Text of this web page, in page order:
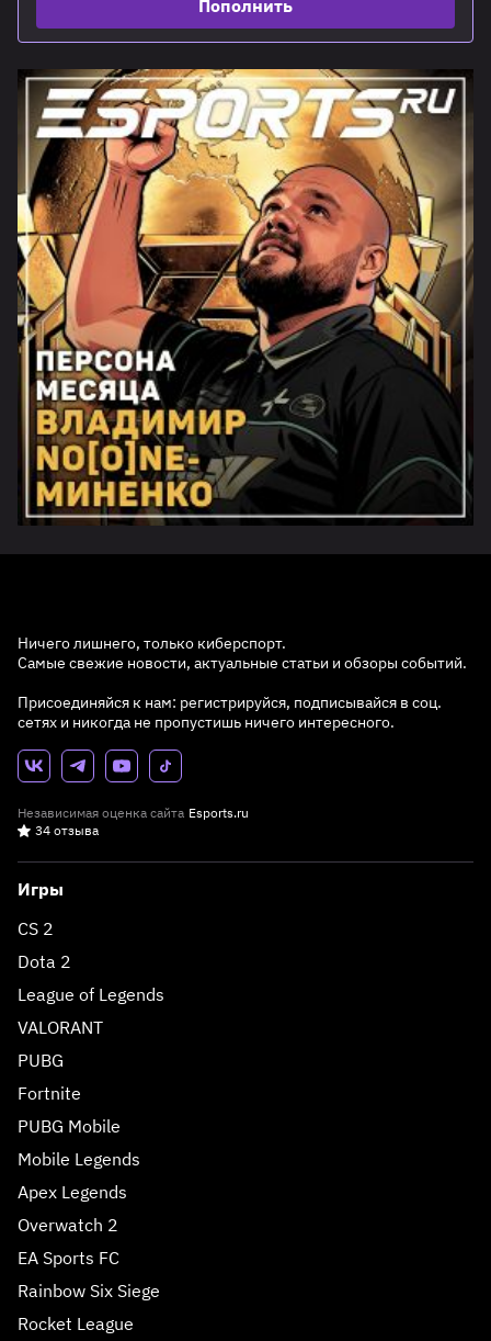
Пополнить
Ничего лишнего, только киберспорт.
Самые свежие новости, актуальные статьи и обзоры событий.
Присоединяйся к нам: регистрируйся, подписывайся в соц.
сетях и никогда не пропустишь ничего интересного.
Независимая оценка сайта Esports.ru
34 отзыва
Игры
CS 2
Dota 2
League of Legends
VALORANT
PUBG
Fortnite
PUBG Mobile
Mobile Legends
Apex Legends
Overwatch 2
EA Sports FC
Rainbow Six Siege
Rocket League